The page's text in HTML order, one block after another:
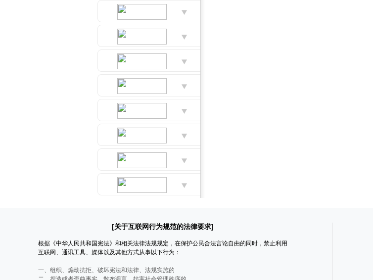
[关于互联网行为规范的法律要求]
根据《中华人民共和国宪法》和相关法律法规规定，在保护公民合法言论自由的同时，禁止利用
互联网、通讯工具、媒体以及其他方式从事以下行为：
一、组织、煽动抗拒、破坏宪法和法律、法规实施的